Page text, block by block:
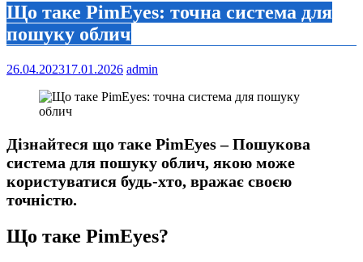
Що таке PimEyes: точна система для
пошуку облич
26.04.202317.01.2026 admin
Дізнайтеся що таке PimEyes – Пошукова
система для пошуку облич, якою може
користуватися будь-хто, вражає своєю
точністю.
Що таке PimEyes?